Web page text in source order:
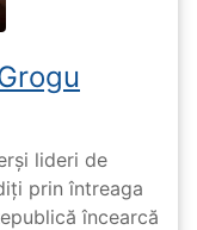
lideri de
prin întreaga
încearcă